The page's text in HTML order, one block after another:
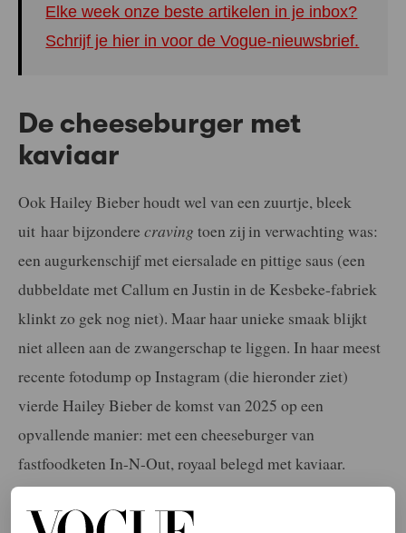
Elke week onze beste artikelen in je inbox?
Schrijf je hier in voor de Vogue-nieuwsbrief.
De cheeseburger met
kaviaar
Ook Hailey Bieber houdt wel van een zuurtje, bleek
uit haar bijzondere craving toen zij in verwachting was:
een augurkenschijf met eiersalade en pittige saus (een
dubbeldate met Callum en Justin in de Kesbeke-fabriek
klinkt zo gek nog niet). Maar haar unieke smaak blijkt
niet alleen aan de zwangerschap te liggen. In haar meest
recente fotodump op Instagram (die hieronder ziet)
vierde Hailey Bieber de komst van 2025 op een
opvallende manier: met een cheeseburger van
fastfoodketen In-N-Out, royaal belegd met kaviaar.
De grote vraag is nu: wordt deze onverwachte